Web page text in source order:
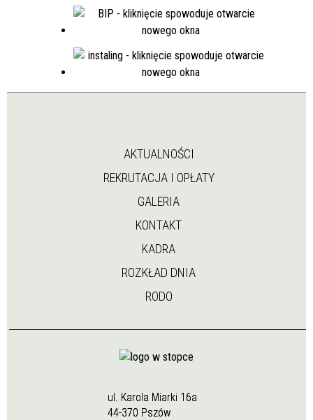
AKTUALNOŚCI
REKRUTACJA I OPŁATY
GALERIA
KONTAKT
KADRA
ROZKŁAD DNIA
RODO
ul. Karola Miarki 16a
44-370 Pszów